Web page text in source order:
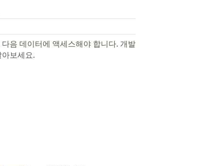
음 데이터에 액세스해야 합니다. 개발
보세요.